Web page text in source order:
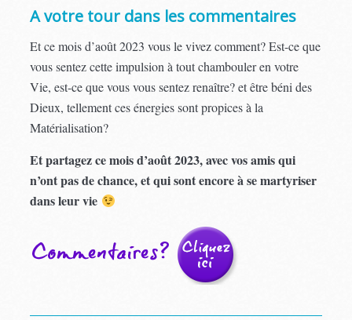
A votre tour dans les commentaires
Et ce mois d’août 2023 vous le vivez comment? Est-ce que
vous sentez cette impulsion à tout chambouler en votre
Vie, est-ce que vous vous sentez renaître? et être béni des
Dieux, tellement ces énergies sont propices à la
Matérialisation?
Et partagez ce mois d’août 2023, avec vos amis qui
n’ont pas de chance, et qui sont encore à se martyriser
dans leur vie